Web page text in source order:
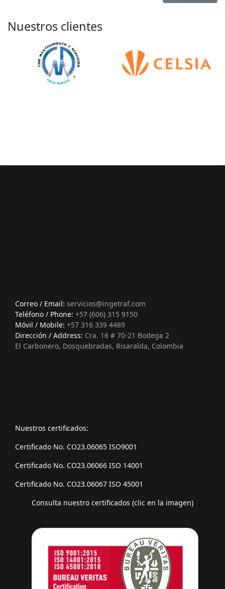
Nuestros clientes
Correo / Email: servicios@ingetraf.com
Teléfono / Phone: +57 (606) 315 9150
Móvil / Mobile: +57 316 339 4489
Dirección / Address: Cra. 16 # 70-21 Bodega 2
El Carbonero, Dosquebradas, Risaralda, Colombia
Nuestros certificados:
Certificado No. CO23.06065 ISO9001
Certificado No. CO23.06066 ISO 14001
Certificado No. CO23.06067 ISO 45001
Consulta nuestro certificados (clic en la imagen)